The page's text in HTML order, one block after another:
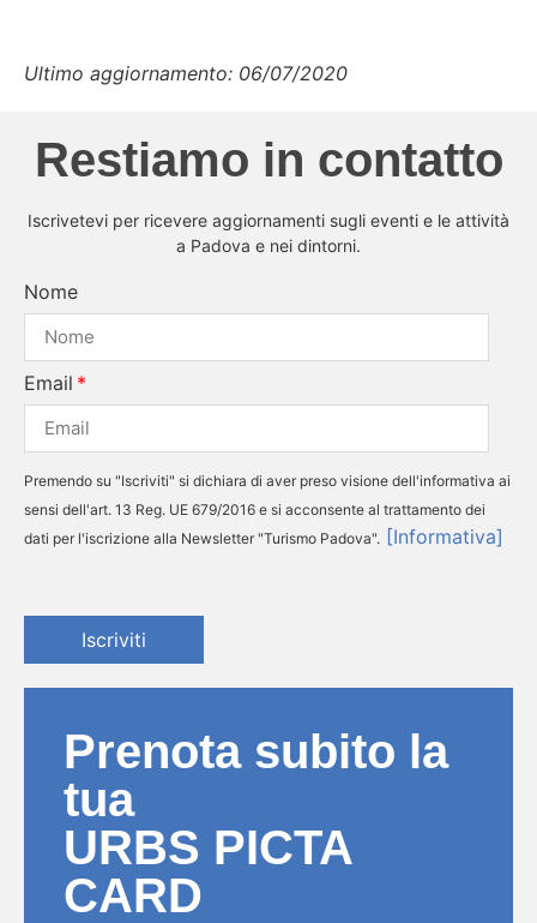
Ultimo aggiornamento: 06/07/2020
Restiamo in contatto
Iscrivetevi per ricevere aggiornamenti sugli eventi e le attività
a Padova e nei dintorni.
Nome
Email
Premendo su "Iscriviti" si dichiara di aver preso visione dell'informativa ai
sensi dell'art. 13 Reg. UE 679/2016 e si acconsente al trattamento dei
dati per l'iscrizione alla Newsletter "Turismo Padova". [Informativa]
Iscriviti
Prenota subito la
tua
URBS PICTA
CARD